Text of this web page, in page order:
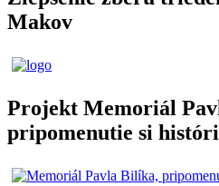
Makov
Projekt Memoriál
pripomenutie si